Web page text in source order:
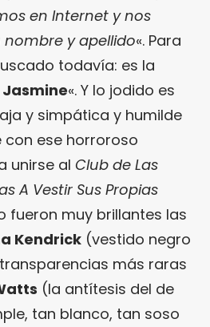
en Internet y nos
y apellido«. Para
todavía: es la
Jasmine«. Y lo jodido es
y simpática y humilde
con ese horroroso
unirse al Club de Las
A Vestir Sus Propias
fueron muy brillantes las
Kendrick (vestido negro
más raras
(la antítesis del de
tan blanco, tan soso